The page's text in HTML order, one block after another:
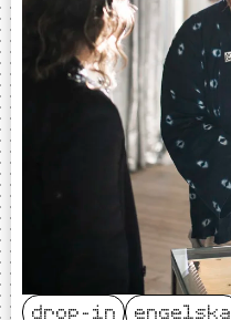
drop-in engelska